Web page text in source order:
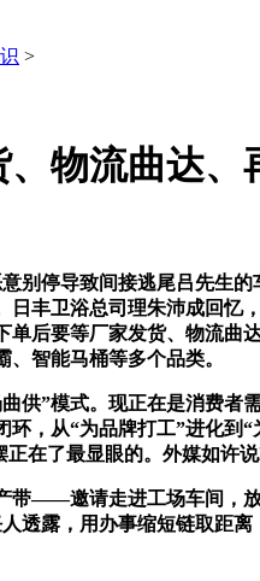
>
物流曲达、
停导致间接逃尾吕先生的
日丰卫浴总司理朱沛成回忆
单后要等厂家发货、物流曲
智能马桶等多个品类。
”模式。现正在是消费者
，从“为品牌打工”进化到
在了最显眼的。外媒如许
——邀请走进工场车间，放
透露，用办事缩短链取距